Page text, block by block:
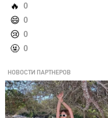
️🔥 0
️😄 0
️😢 0
️🤬 0